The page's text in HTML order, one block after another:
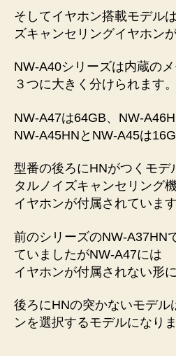
そしてイヤホン搭載モデル
ズキャンセリングイヤホン
NW-A40シリーズは内蔵の
３つに大きく分けられます。
NW-A47は64GB、NW-
NW-A45HNとNW-A45は
型番の後ろにHNがつくモデ
タルノイズキャンセリング
イヤホンが付属されています
前のシリーズのNW-A37HN
ていましたがNW-A47には
イヤホンが付属されない形
後ろにHNの突かないモデル
ンを選択するモデルになりま